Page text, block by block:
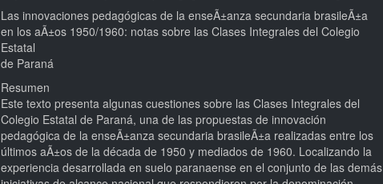
Las innovaciones pedagógicas de la enseÃ±anza secundaria brasileÃ±a
en los aÃ±os 1950/1960: notas sobre las Clases Integrales del Colegio
Estatal
de Paraná
Resumen
Este texto presenta algunas cuestiones sobre las Clases Integrales del
Colegio Estatal de Paraná, una de las propuestas de innovación
pedagógica de la enseÃ±anza secundaria brasileÃ±a realizadas entre los
últimos aÃ±os de la década de 1950 y mediados de 1960. Localizando la
experiencia desarrollada en suelo paranaense en el conjunto de las demás